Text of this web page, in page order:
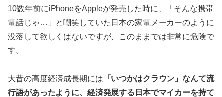
10数年前にiPhoneをAppleが発売した時に、「そんな携帯
電話じゃ…」と嘲笑していた日本の家電メーカーのように
没落して欲しくはないですが、このままでは非常に危険で
す。
大昔の高度経済成長期には 「いつかはクラウン」なんて流
行語があったように、経済発展する日本でマイカーを持て